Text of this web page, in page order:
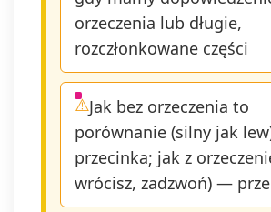
orzeczenia lub długie,
rozczłonkowane części
Jak bez orzeczenia to
porównanie (silny jak
przecinka; jak z
wrócisz, zadzwoń) —